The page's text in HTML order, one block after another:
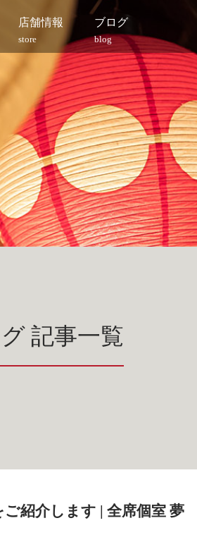
店舗情報
store
ブログ
blog
記事一覧
紹介します | 全席個室 夢